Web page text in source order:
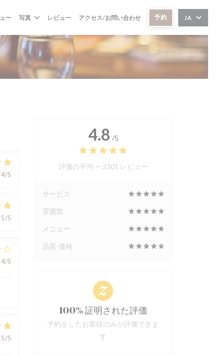
ー 写真 レビュー アクセス/お問い合わせ 予約 JA
4/5
5/5
4/5
5/5
4.8 /5
評価の平均 — 2301 レビュー
サービス
雰囲気
メニュー
品質-価格
100% 証明された評価
予約をしたお客様のみが評価できま
す